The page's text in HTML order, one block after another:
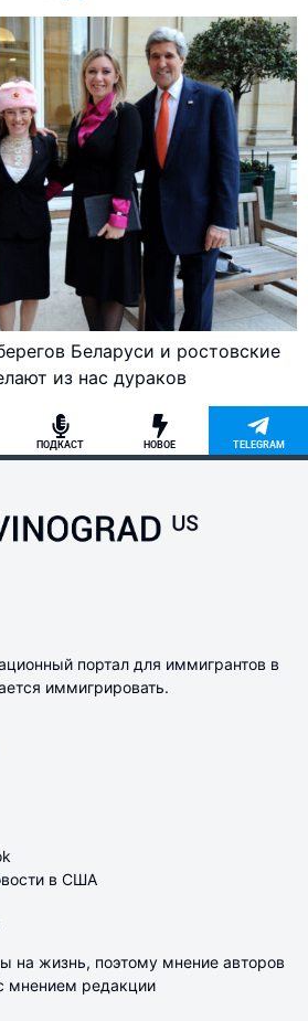
Беларуси и ростовские
из нас дураков
ПОДКАСТ НОВОЕ TELEGRAM
портал для иммигрантов в
иммигрировать.
в США
на жизнь, поэтому мнение авторов
мнением редакции